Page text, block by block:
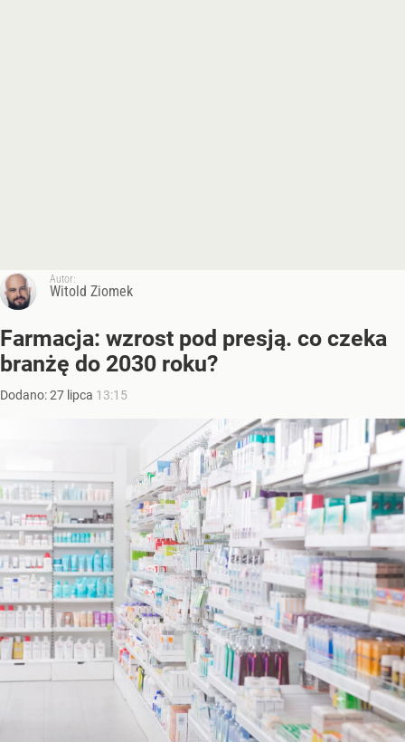
Autor:
Witold Ziomek
Farmacja: wzrost pod presją. co czeka
branżę do 2030 roku?
Dodano:27 lipca 13:15